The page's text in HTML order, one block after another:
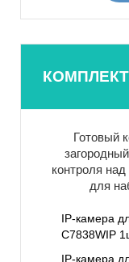
Готовый
контроля
для
IP-камера
C7838WIP
IP-камера